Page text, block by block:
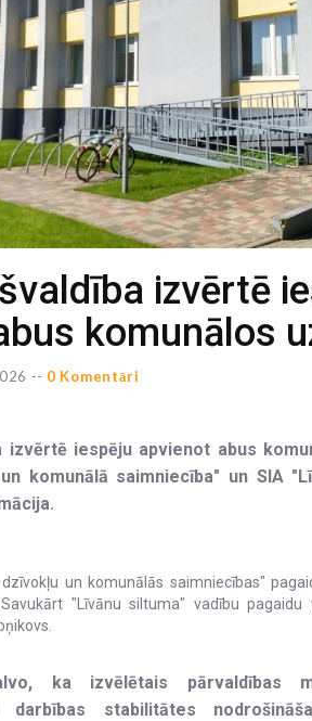
izvērtē
komunālos
-- 0 Komentāri
izvērtē iespēju apvienot abus
komunālā saimniecība" un SIA
un komunālās saimniecības"
"Līvānu siltuma" vadību
ka izvēlētais
darbības stabilitātes